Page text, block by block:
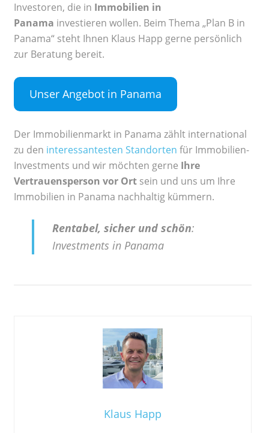
Investoren, die in Immobilien in
Panama investieren wollen. Beim Thema „Plan B in
Panama“ steht Ihnen Klaus Happ gerne persönlich
zur Beratung bereit.
Unser Angebot in Panama
Der Immobilienmarkt in Panama zählt international
zu den interessantesten Standorten für Immobilien-
Investments und wir möchten gerne Ihre
Vertrauensperson vor Ort sein und uns um Ihre
Immobilien in Panama nachhaltig kümmern.
Rentabel, sicher und schön:
Investments in Panama
Klaus Happ